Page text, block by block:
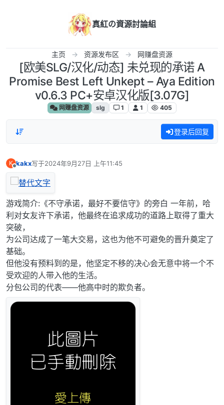
真紅の資源討論組
主页 资源发布区 网赚盘资源
[欧美SLG/汉化/动态] 未兑现的承诺 A
Promise Best Left Unkept – Aya Edition
v0.6.3 PC+安卓汉化版[3.07G]
网赚盘资源 slg 1 1 405
登录后回复
K kakx写于2024年9月27日 上午11:45
最后由 编辑
游戏简介:《不守承诺，最好不要信守》的旁白 一年前，哈
利对女友许下承诺，他最终在追求成功的道路上取得了重大
突破，
为公司达成了一笔大交易，这也为他不可避免的晋升奠定了
基础。
但他没有预料到的是，他坚定不移的决心会无意中将一个不
受欢迎的人带入他的生活。
分包公司的代表——他高中时的欺负者。